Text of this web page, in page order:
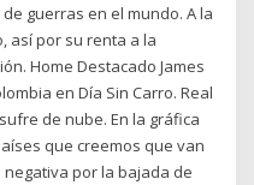
guerras en el mundo. A la
así por su renta a la
Home Destacado James
en Día Sin Carro. Real
de nube. En la gráfica
que creemos que van
por la bajada de